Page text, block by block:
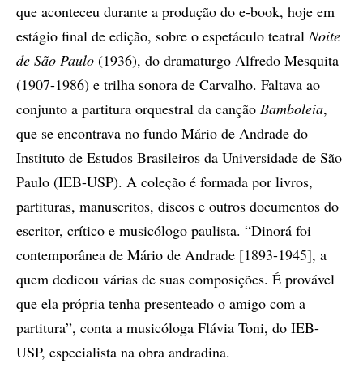
que aconteceu durante a produção do e-book, hoje em
estágio final de edição, sobre o espetáculo teatralNoite
de São Paulo (1936), do dramaturgo Alfredo Mesquita
(1907-1986) e trilha sonora de Carvalho. Faltava ao
conjunto a partitura orquestral da canção Bamboleia,
que se encontrava no fundo Mário de Andrade do
Instituto de Estudos Brasileiros da Universidade de São
Paulo (IEB-USP). A coleção é formada por livros,
partituras, manuscritos, discos e outros documentos do
escritor, crítico e musicólogo paulista. “Dinorá foi
contemporânea de Mário de Andrade [1893-1945], a
quem dedicou várias de suas composições. É provável
que ela própria tenha presenteado o amigo com a
partitura”, conta a musicóloga Flávia Toni, do IEB-
USP, especialista na obra andradina.